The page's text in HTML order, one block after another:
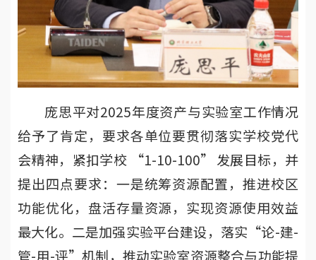
庞思平对2025年度资产与实验室工作情况
给予了肯定，要求各单位要贯彻落实学校党代
会精神，紧扣学校 “1-10-100” 发展目标，并
提出四点要求：一是统筹资源配置，推进校区
功能优化，盘活存量资源，实现资源使用效益
最大化。二是加强实验平台建设，落实“论-建-
管-用-评”机制，推动实验室资源整合与功能提